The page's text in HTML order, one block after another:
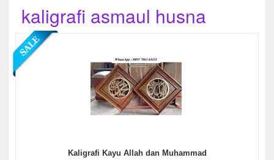
kaligrafi asmaul husna
Kaligrafi Kayu Allah dan Muhammad